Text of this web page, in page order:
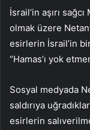
İsrail’in aşırı
olmak üzere
esirlerin İsrail’in
“Hamas’ı yok
Sosyal medyada
saldırıya
esirlerin